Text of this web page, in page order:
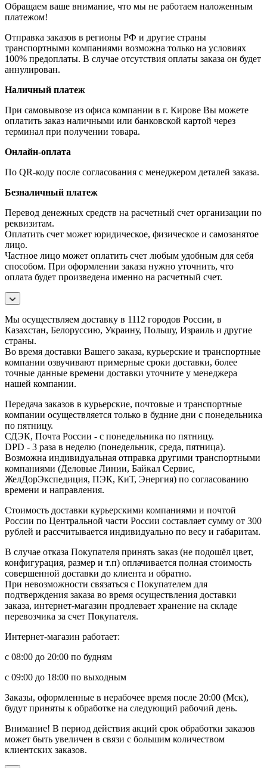
Обращаем ваше внимание, что мы не работаем наложенным
платежом!
Отправка заказов в регионы РФ и другие страны
транспортными компаниями возможна только на условиях
100% предоплаты. В случае отсутствия оплаты заказа он будет
аннулирован.
Наличный платеж
При самовывозе из офиса компании в г. Кирове Вы можете
оплатить заказ наличными или банковской картой через
терминал при получении товара.
Онлайн-оплата
По QR-коду после согласования с менеджером деталей заказа.
Безналичный платеж
Перевод денежных средств на расчетный счет организации по
реквизитам.
Оплатить счет может юридическое, физическое и самозанятое
лицо.
Частное лицо может оплатить счет любым удобным для себя
способом. При оформлении заказа нужно уточнить, что
оплата будет произведена именно на расчетный счет.
Мы осуществляем доставку в 1112 городов России, в
Казахстан, Белоруссию, Украину, Польшу, Израиль и другие
страны.
Во время доставки Вашего заказа, курьерские и транспортные
компании озвучивают примерные сроки доставки, более
точные данные времени доставки уточните у менеджера
нашей компании.
Передача заказов в курьерские, почтовые и транспортные
компании осуществляется только в будние дни с понедельника
по пятницу.
СДЭК, Почта России - с понедельника по пятницу.
DPD - 3 раза в неделю (понедельник, среда, пятница).
Возможна индивидуальная отправка другими транспортными
компаниями (Деловые Линии, Байкал Сервис,
ЖелДорЭкспедиция, ПЭК, КиТ, Энергия) по согласованию
времени и направления.
Стоимость доставки курьерскими компаниями и почтой
России по Центральной части России составляет сумму от 300
рублей и рассчитывается индивидуально по весу и габаритам.
В случае отказа Покупателя принять заказ (не подошёл цвет,
конфигурация, размер и т.п) оплачивается полная стоимость
совершенной доставки до клиента и обратно.
При невозможности связаться с Покупателем для
подтверждения заказа во время осуществления доставки
заказа, интернет-магазин продлевает хранение на складе
перевозчика за счет Покупателя.
Интернет-магазин работает:
с 08:00 до 20:00 по будням
с 09:00 до 18:00 по выходным
Заказы, оформленные в нерабочее время после 20:00 (Мск),
будут приняты к обработке на следующий рабочий день.
Внимание! В период действия акций срок обработки заказов
может быть увеличен в связи с большим количеством
клиентских заказов.